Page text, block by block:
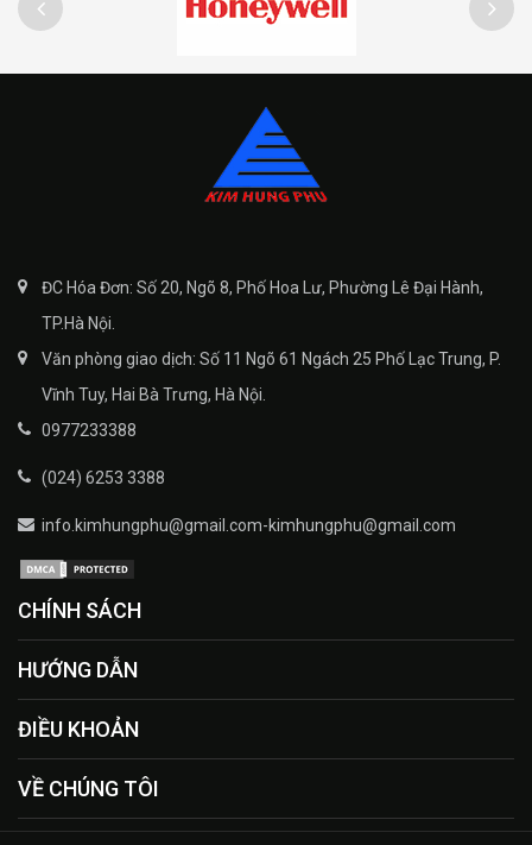
ĐC Hóa Đơn: Số 20, Ngõ 8, Phố Hoa Lư, Phường Lê Đại Hành,
TP.Hà Nội.
Văn phòng giao dịch: Số 11 Ngõ 61 Ngách 25 Phố Lạc Trung, P.
Vĩnh Tuy, Hai Bà Trưng, Hà Nội.
0977233388
(024) 6253 3388
info.kimhungphu@gmail.com-kimhungphu@gmail.com
CHÍNH SÁCH
HƯỚNG DẪN
ĐIỀU KHOẢN
VỀ CHÚNG TÔI